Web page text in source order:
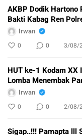
AKBP Dodik Hartono
Bakti Kabag Ren
Irwan
0 0 3/08/
HUT ke-1 Kodam XX
Lomba Menembak
Irwan
0 0 2/08/
Sigap..!!! Pamapta lll